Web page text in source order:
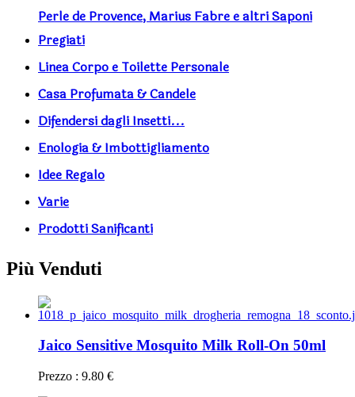
Perle de Provence, Marius Fabre e altri Saponi
Pregiati
Linea Corpo e Toilette Personale
Casa Profumata & Candele
Difendersi dagli Insetti...
Enologia & Imbottigliamento
Idee Regalo
Varie
Prodotti Sanificanti
Più Venduti
Jaico Sensitive Mosquito Milk Roll-On 50ml
Prezzo : 9.80 €